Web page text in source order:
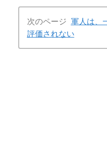
次のページ 軍人は、
評価されない